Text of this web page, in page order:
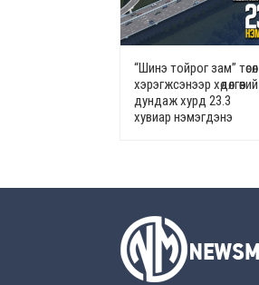
“Шинэ тойрог зам” төсөл
хэрэгжсэнээр хөдөлгөөний
дундаж хурд 23.3
хувиар нэмэгдэнэ